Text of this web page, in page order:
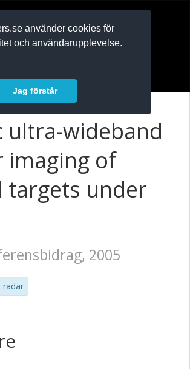
använder cookies för
och användarupplevelse.
Jag förstår
ultra-wideband
imaging of
targets under
2005
radar